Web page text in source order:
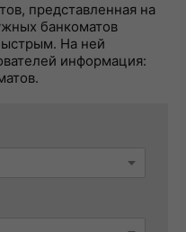
представленная на
банкоматов
На ней
информация: